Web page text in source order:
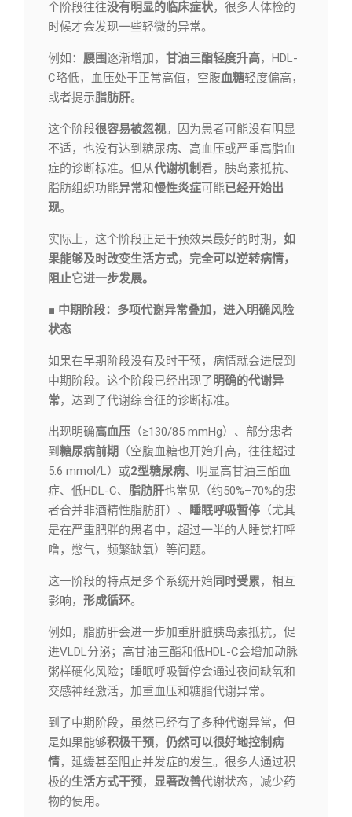
个阶段往往没有明显的临床症状，很多人体检的
时候才会发现一些轻微的异常。
例如： 腰围逐渐增加， 甘油三酯轻度升高，HDL-
C略低，血压处于正常高值，空腹血糖轻度偏高，
或者提示脂肪肝。
这个阶段很容易被忽视。因为患者可能没有明显
不适，也没有达到糖尿病、高血压或严重高脂血
症的诊断标准。但从代谢机制看，胰岛素抵抗、
脂肪组织功能异常和慢性炎症可能已经开始出
现。
实际上，这个阶段正是干预效果最好的时期， 如
果能够及时改变生活方式，完全可以逆转病情，
阻止它进一步发展。
■ 中期阶段：多项代谢异常叠加，进入明确风险
状态
如果在早期阶段没有及时干预，病情就会进展到
中期阶段。这个阶段已经出现了明确的代谢异
常，达到了代谢综合征的诊断标准。
出现明确高血压 （≥130/85 mmHg）、部分患者
到 糖尿病前期
（空腹血糖也开始升高，往往超过
5.6 mmol/L）或2型糖尿病、明显高甘油三酯血
症、低HDL-C、 脂肪肝也常见（约50%–70%的患
者合并非酒精性脂肪肝）、
睡眠呼吸暂停 （尤其
是在严重肥胖的患者中，超过一半的人睡觉打呼
噜，憋气，频繁缺氧）等问题。
这一阶段的特点是多个系统开始同时受累，相互
影响， 形成循环。
例如，脂肪肝会进一步加重肝脏胰岛素抵抗，促
进VLDL分泌；高甘油三酯和低HDL-C会增加动脉
粥样硬化风险；睡眠呼吸暂停会通过夜间缺氧和
交感神经激活，加重血压和糖脂代谢异常。
到了中期阶段，虽然已经有了多种代谢异常，但
是如果能够积极干预， 仍然可以很好地控制病
情，延缓甚至阻止并发症的发生。很多人通过积
极的生活方式干预， 显著改善代谢状态，减少药
物的使用。